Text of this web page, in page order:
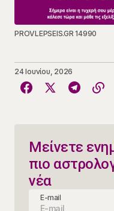
PROVLEPSEIS.GR 14990
24 Ιουνίου, 2026
Μείνετε
πιο
νέα
E-mail